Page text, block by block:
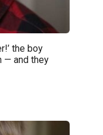
the boy
— and they